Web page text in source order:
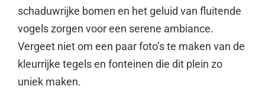
schaduwrijke bomen en het geluid van fluitende
vogels zorgen voor een serene ambiance.
Vergeet niet om een paar foto’s te maken van de
kleurrijke tegels en fonteinen die dit plein zo
uniek maken.